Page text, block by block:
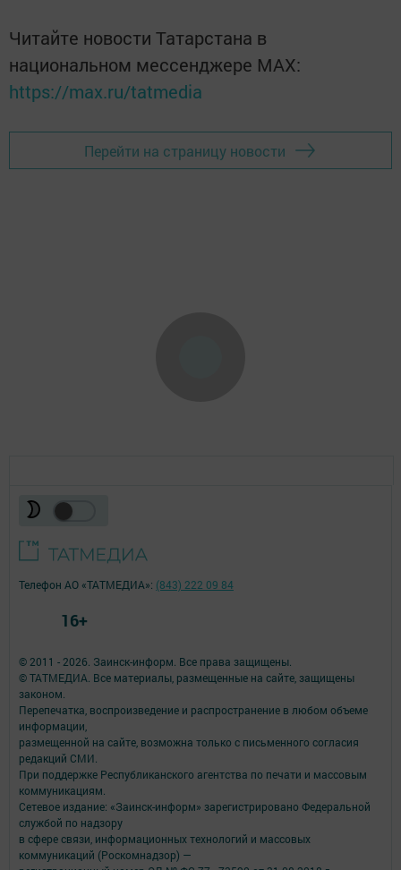
Читайте новости Татарстана в
национальном мессенджере MАХ:
https://max.ru/tatmedia
Перейти на страницу новости
© 2011 - 2026. Заинск-информ. Все права защищены.
© ТАТМЕДИА. Все материалы, размещенные на сайте, защищены
законом.
Перепечатка, воспроизведение и распространение в любом объеме
информации,
размещенной на сайте, возможна только с письменного согласия
редакций СМИ.
При поддержке Республиканского агентства по печати и массовым
коммуникациям.
Сетевое издание: «Заинск-информ» зарегистрировано Федеральной
службой по надзору
в сфере связи, информационных технологий и массовых
коммуникаций (Роскомнадзор) —
Телефон АО «ТАТМЕДИА»: (843) 222 09 84
16+